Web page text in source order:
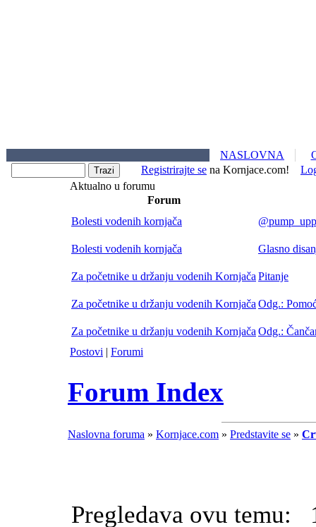
NASLOVNA
Registrirajte se na Kornjace.com!
Aktualno u forumu
Forum
Bolesti vodenih kornjača
Bolesti vodenih kornjača Glasno
Za početnike u držanju vodenih Kornjača Pitanje
Za početnike u držanju vodenih Kornjača Odg.:
Za početnike u držanju vodenih Kornjača Odg.:
Postovi | Forumi
Forum Index
Naslovna foruma » Kornjace.com » Predstavite se »
Pregledava ovu temu: